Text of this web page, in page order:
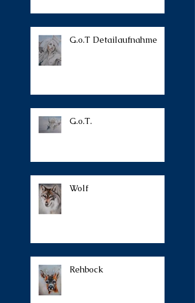
G.o.T Detailaufnahme
G.o.T.
Wolf
Rehbock